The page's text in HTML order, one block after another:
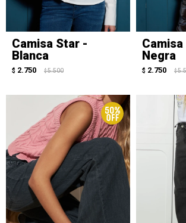
Camisa Star -
Blanca
$ 2.750 $ 5.500
Negra
$ 2.750 $